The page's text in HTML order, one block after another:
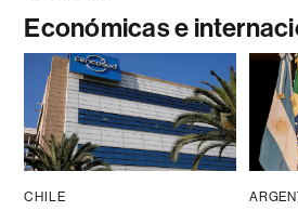
Económicas e
CHILE